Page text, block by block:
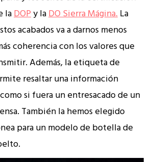
laDOPy laDO Sierra Mágina.La
acabados va a darnos menos
coherencia con los valores que
Además, la etiqueta de
resaltar una información
si fuera un entresacado de un
También la hemos elegido
para un modelo de botella de